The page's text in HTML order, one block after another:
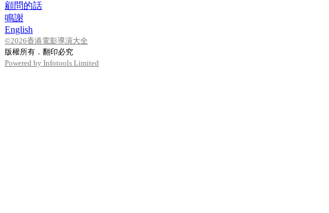
顧問的話
鳴謝
English
©2026香港電影導演大全
版權所有．翻印必究
Powered by Infotools Limited